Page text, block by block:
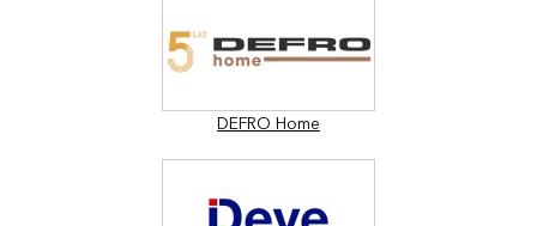
DEFRO Home